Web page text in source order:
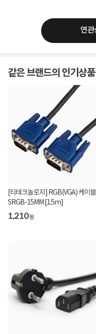
연관
같은 브랜드의 인기상
[티테크놀로지] RGB(VGA) 케이
SRGB-15MM [1.5m]
1,210원